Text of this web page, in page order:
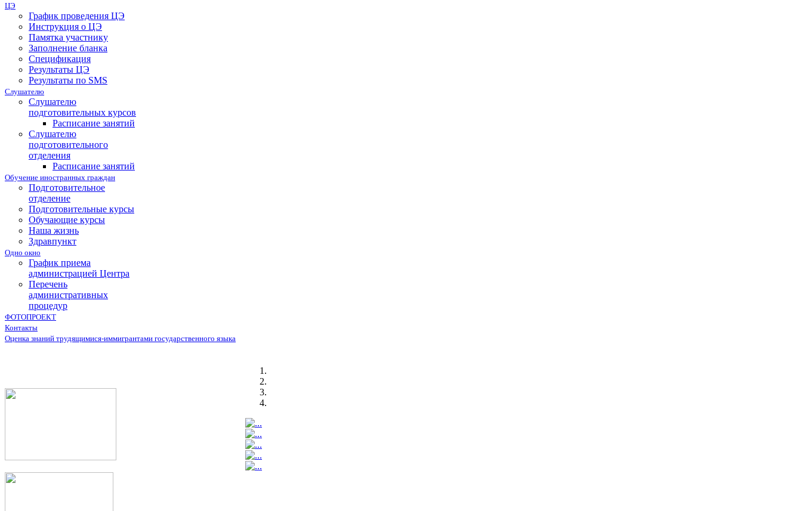
ЦЭ
График проведения ЦЭ
Инструкция о ЦЭ
Памятка участнику
Заполнение бланка
Спецификация
Результаты ЦЭ
Результаты по SMS
Слушателю
Слушателю
подготовительных курсов
Расписание занятий
Слушателю
подготовительного
отделения
Расписание занятий
Обучение иностранных граждан
Подготовительное
отделение
Подготовительные курсы
Обучающие курсы
Наша жизнь
Здравпункт
Одно окно
График приема
администрацией Центра
Перечень
административных
процедур
ФОТОПРОЕКТ
Контакты
Оценка знаний трудящимися-иммигрантами государственного языка